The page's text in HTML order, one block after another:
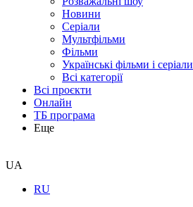
Новини
Серіали
Мультфільми
Фільми
Українські фільми і серіали
Всі категорії
Всі проєкти
Онлайн
ТБ програма
Еще
UA
RU